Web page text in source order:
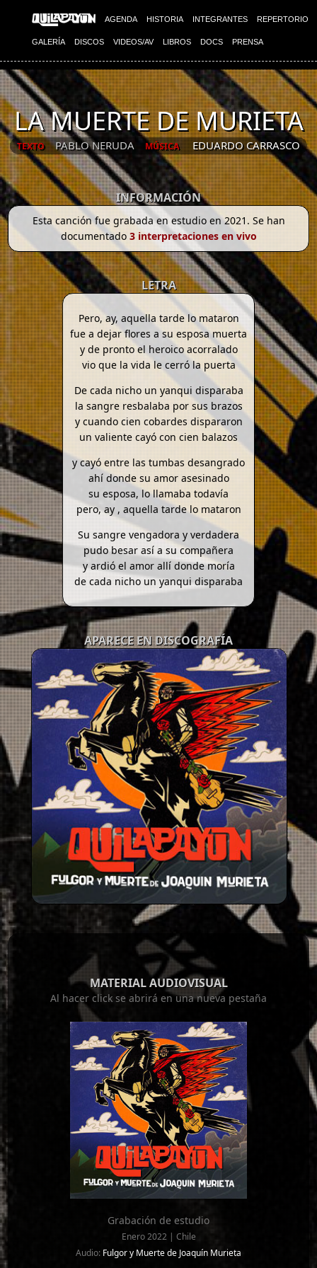
AGENDA HISTORIA INTEGRANTES REPERTORIO
GALERÍA DISCOS VIDEOS/AV LIBROS DOCS PRENSA
LA MUERTE DE MURIETA
TEXTO PABLO NERUDA MÚSICA EDUARDO CARRASCO
INFORMACIÓN
Esta canción fue grabada en estudio en 2021. Se han
documentado3 interpretaciones en vivo
LETRA
Pero, ay, aquella tarde lo mataron
fue a dejar flores a su esposa muerta
y de pronto el heroico acorralado
vio que la vida le cerró la puerta
De cada nicho un yanqui disparaba
la sangre resbalaba por sus brazos
y cuando cien cobardes dispararon
un valiente cayó con cien balazos
y cayó entre las tumbas desangrado
ahí donde su amor asesinado
su esposa, lo llamaba todavía
pero, ay , aquella tarde lo mataron
Su sangre vengadora y verdadera
pudo besar así a su compañera
y ardió el amor allí donde moría
de cada nicho un yanqui disparaba
APARECE EN DISCOGRAFÍA
MATERIAL AUDIOVISUAL
Al hacer click se abrirá en una nueva pestaña
Grabación de estudio
Enero 2022 | Chile
Audio: Fulgor y Muerte de Joaquín Murieta